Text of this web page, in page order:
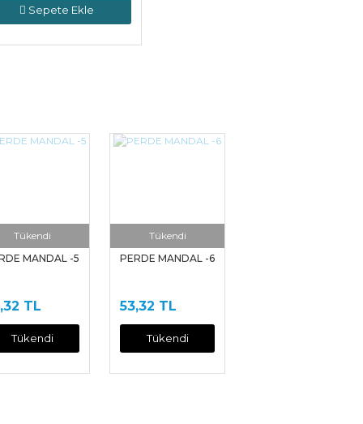
Sepete Ekle
Tükendi
MANDAL -5
TL
Tükendi
Tükendi
PERDE MANDAL -6
53,32 TL
Tükendi